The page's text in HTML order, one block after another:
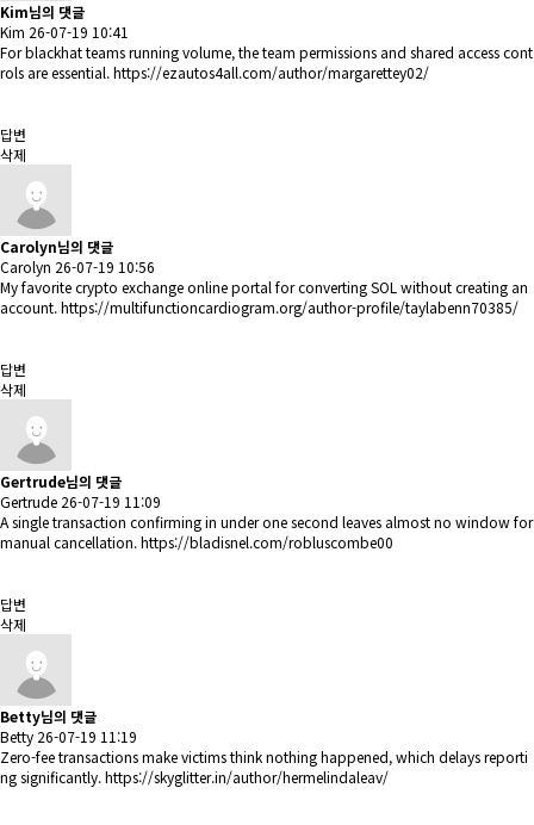
Kim님의 댓글
Kim 26-07-19 10:41
For blackhat teams running volume, the team permissions and shared access cont
rols are essential.https://ezautos4all.com/author/margarettey02/
답변
삭제
Carolyn님의 댓글
Carolyn 26-07-19 10:56
My favorite crypto exchange online portal for converting SOL without creating an
account.https://multifunctioncardiogram.org/author-profile/taylabenn70385/
답변
삭제
Gertrude님의 댓글
Gertrude 26-07-19 11:09
A single transaction confirming in under one second leaves almost no window for
manual cancellation.https://bladisnel.com/robluscombe00
답변
삭제
Betty님의 댓글
Betty 26-07-19 11:19
Zero-fee transactions make victims think nothing happened, which delays reporti
ng significantly.https://skyglitter.in/author/hermelindaleav/